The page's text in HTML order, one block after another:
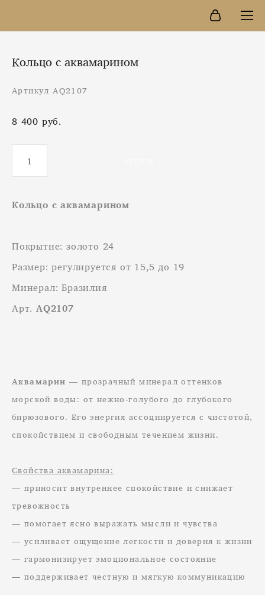
Кольцо с аквамарином
Артикул AQ2107
8 400 pуб.
Кольцо с аквамарином
Покрытие: золото 24
Размер: регулируется от 15,5 до 19
Минерал: Бразилия
Арт. AQ2107
Аквамарин — прозрачный минерал оттенков
морской воды: от нежно-голубого до глубокого
бирюзового. Его энергия ассоциируется с чистотой,
спокойствием и свободным течением жизни.
Свойства аквамарина:
— приносит внутреннее спокойствие и снижает
тревожность
— помогает ясно выражать мысли и чувства
— усиливает ощущение легкости и доверия к жизни
— гармонизирует эмоциональное состояние
— поддерживает честную и мягкую коммуникацию